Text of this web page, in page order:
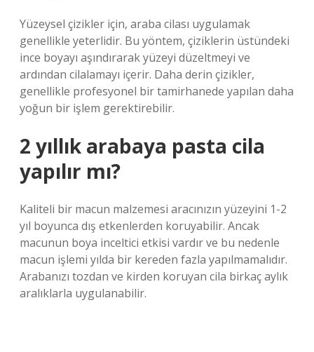
Yüzeysel çizikler için, araba cilası uygulamak
genellikle yeterlidir. Bu yöntem, çiziklerin üstündeki
ince boyayı aşındırarak yüzeyi düzeltmeyi ve
ardından cilalamayı içerir. Daha derin çizikler,
genellikle profesyonel bir tamirhanede yapılan daha
yoğun bir işlem gerektirebilir.
2 yıllık arabaya pasta cila
yapılır mı?
Kaliteli bir macun malzemesi aracınızın yüzeyini 1-2
yıl boyunca dış etkenlerden koruyabilir. Ancak
macunun boya inceltici etkisi vardır ve bu nedenle
macun işlemi yılda bir kereden fazla yapılmamalıdır.
Arabanızı tozdan ve kirden koruyan cila birkaç aylık
aralıklarla uygulanabilir.